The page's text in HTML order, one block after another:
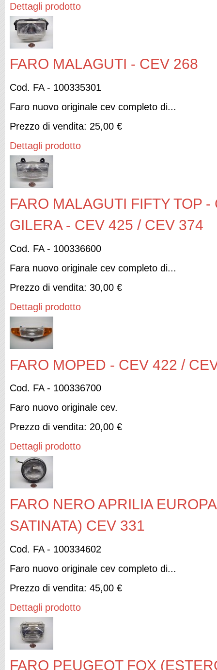
Dettagli prodotto
FARO MALAGUTI - CEV 268
Cod. FA - 100335301
Faro nuovo originale cev completo di...
Prezzo di vendita: 25,00 €
Dettagli prodotto
FARO MALAGUTI FIFTY TOP -
GILERA - CEV 425 / CEV 374
Cod. FA - 100336600
Fara nuovo originale cev completo di...
Prezzo di vendita: 30,00 €
Dettagli prodotto
FARO MOPED - CEV 422 /
Cod. FA - 100336700
Faro nuovo originale cev.
Prezzo di vendita: 20,00 €
Dettagli prodotto
FARO NERO APRILIA
SATINATA) CEV 331
Cod. FA - 100334602
Faro nuovo originale cev completo di...
Prezzo di vendita: 45,00 €
Dettagli prodotto
FARO PEUGEOT FOX